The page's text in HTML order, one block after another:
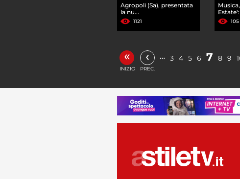
Agropoli (Sa), presentata
la nu...
1121 105
«
INIZIO
‹
PREC.
… 3 4 5 6 7 8 9